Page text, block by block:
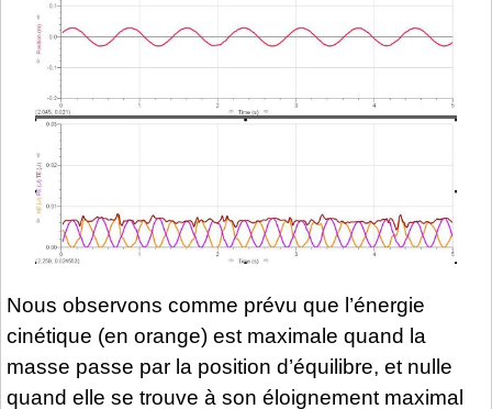
Nous observons comme prévu que l’énergie
cinétique (en orange) est maximale quand la
masse passe par la position d’équilibre, et nulle
quand elle se trouve à son éloignement maximal